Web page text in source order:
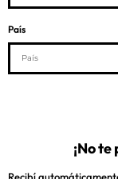
País
¡No